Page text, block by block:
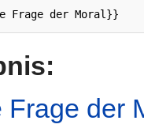
Frage der